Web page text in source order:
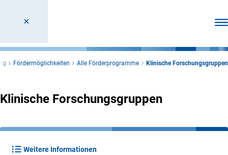
Fördermöglichkeiten Alle Förderprogramme Klinische Forschungsgruppen
Klinische Forschungsgruppen
Weitere Informationen